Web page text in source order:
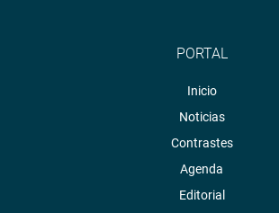
PORTAL
Inicio
Noticias
Contrastes
Agenda
Editorial